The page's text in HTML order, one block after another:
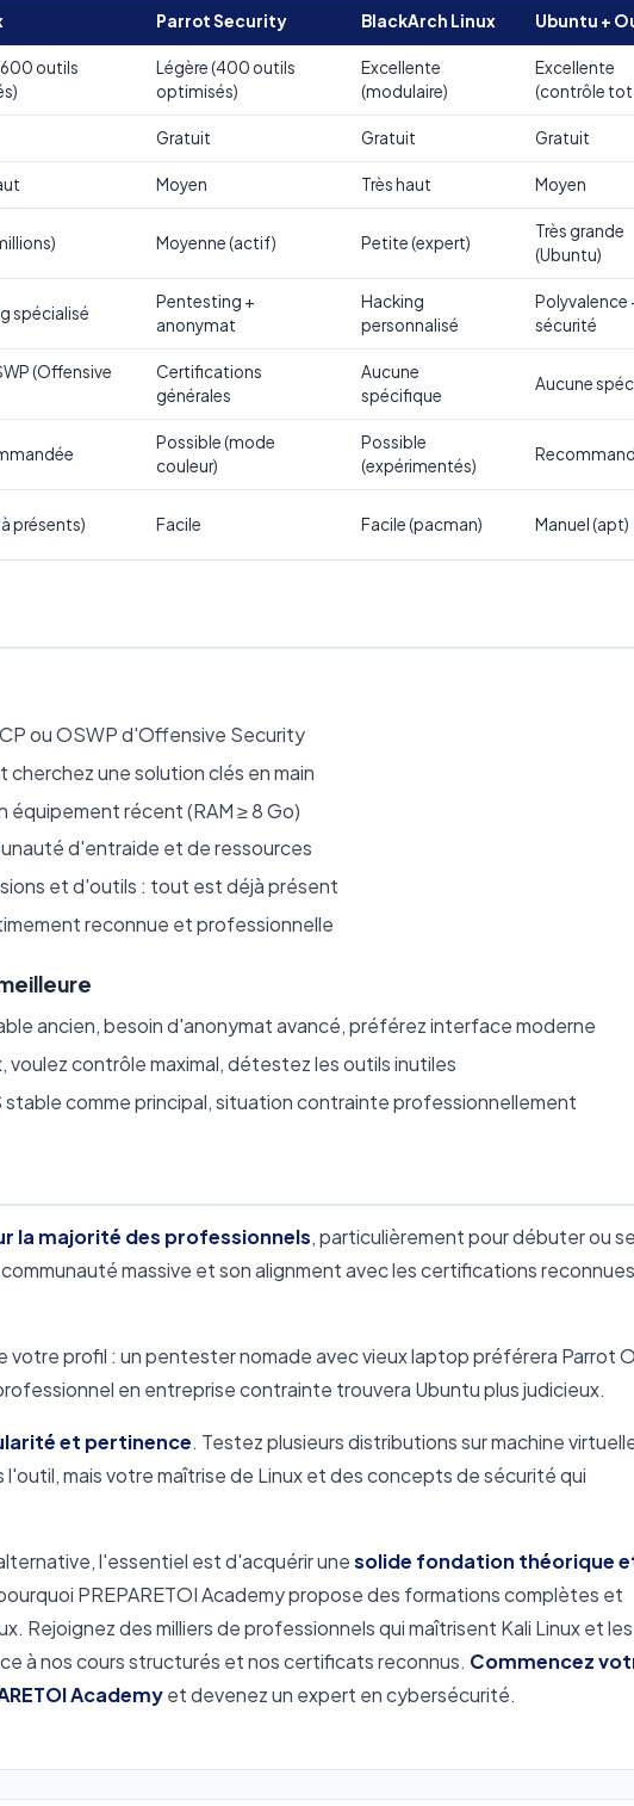
Parrot Security BlackArch Linux Ubuntu +
outils
Légère (400 outils
optimisés)
Excellente
(modulaire)
Excellente
(contrôle
Gratuit Gratuit Gratuit
Moyen Très haut Moyen
Moyenne (actif) Petite (expert)
Très grande
(Ubuntu)
spécialisé
Pentesting +
anonymat
Hacking
personnalisé
Polyvalence
sécurité
(Offensive
Certifications
générales
Aucune
spécifique
Aucune
Possible (mode
couleur)
Possible
(expérimentés)
présents) Facile Facile (pacman) Manuel (apt)
ou OSWP d'Offensive Security
une solution clés en main
équipement récent (RAM ≥ 8 Go)
d'entraide et de ressources
et d'outils : tout est déjà présent
reconnue et professionnelle
ancien, besoin d'anonymat avancé, préférez interface moderne
voulez contrôle maximal, détestez les outils inutiles
stable comme principal, situation contrainte professionnellement
la majorité des professionnels, particulièrement pour débuter ou se
massive et son alignment avec les certifications
profil : un pentester nomade avec vieux laptop préférera Parrot
en entreprise contrainte trouvera Ubuntu plus judicieux.
et pertinence. Testez plusieurs distributions sur machine
mais votre maîtrise de Linux et des concepts de sécurité qui
l'essentiel est d'acquérir unesolide fondation théorique
PREPARETOI Academy propose des formations complètes et
Rejoignez des milliers de professionnels qui maîtrisent Kali Linux et les
à nos cours structurés et nos certificats reconnus. Commencez
Academyet devenez un expert en cybersécurité.